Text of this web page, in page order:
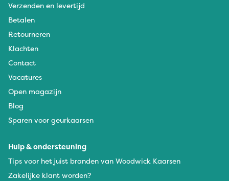
Verzenden en levertijd
Betalen
Retourneren
Klachten
Contact
Vacatures
Open magazijn
Blog
Sparen voor geurkaarsen
Hulp & ondersteuning
Tips voor het juist branden van Woodwick Kaarsen
Zakelijke klant worden?